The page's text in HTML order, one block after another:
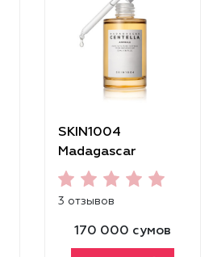
SKIN1004
Madagascar
Centella Ampoule
[55ml]
3 отзывов
170 000 сумов